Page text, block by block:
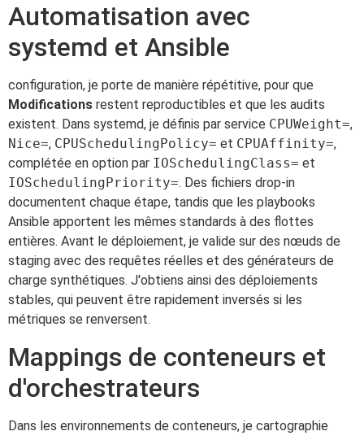
Automatisation avec
systemd et Ansible
configuration, je porte de manière répétitive, pour que
Modifications restent reproductibles et que les audits
existent. Dans systemd, je définis par service CPUWeight=,
Nice=, CPUSchedulingPolicy= et CPUAffinity=,
complétée en option par IOSchedulingClass= et
IOSchedulingPriority=. Des fichiers drop-in
documentent chaque étape, tandis que les playbooks
Ansible apportent les mêmes standards à des flottes
entières. Avant le déploiement, je valide sur des nœuds de
staging avec des requêtes réelles et des générateurs de
charge synthétiques. J'obtiens ainsi des déploiements
stables, qui peuvent être rapidement inversés si les
métriques se renversent.
Mappings de conteneurs et
d'orchestrateurs
Dans les environnements de conteneurs, je cartographie